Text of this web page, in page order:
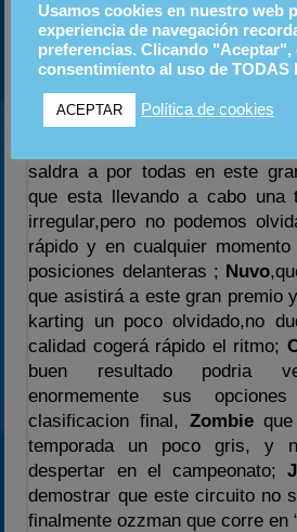
Cygnetic, que llega al vendrell
en lafinal A ;Luichi,muy
GP’s , ya vieron como iba
Josel, que ha estado ya cerca
podium este año,pero que por
saldra a por todas en este
que esta llevando a cabo una
irregular,pero no podemos
rápido y en cualquier
posiciones delanteras ; Nuvo
que asistirá a este gran premio
karting un poco olvidado,no
calidad cogerá rápido el ritmo;
buen resultado podria
enormemente sus
clasificacion final, Zombieque
temporada un poco gris, y
despertar en el campeonato;
demostrar que este circuito no
finalmente ozzman que corre en
Usamos cookies en nuestro web
experiencia de navegación
preferencias. Clicando "Aceptar",
consentimiento al uso de TODAS
ACEPTAR Política de cookies